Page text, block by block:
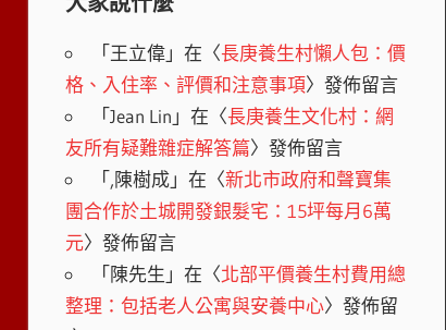
「王立偉」在〈長庚養生村懶人包：價
格、入住率、評價和注意事項〉發佈留言
「Jean Lin 」在〈長庚養生文化村：網
友所有疑難雜症解答篇〉發佈留言
「,陳樹成」在〈新北市政府和聲寶集
團合作於土城開發銀髮宅：15坪每月6萬
元〉發佈留言
「陳先生 」在〈北部平價養生村費用總
整理：包括老人公寓與安養中心〉發佈留